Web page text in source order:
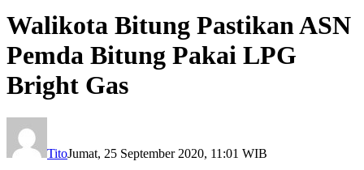
Walikota Bitung Pastikan ASN
Pemda Bitung Pakai LPG
Bright Gas
TitoJumat, 25 September 2020, 11:01 WIB